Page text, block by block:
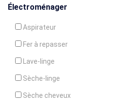
Congélateur
Électroménager
Aspirateur
Fer à repasser
Lave-linge
Sèche-linge
Sèche cheveux